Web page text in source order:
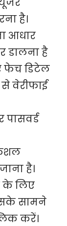
है।
आधार
डालना है
फेच डिटेल
वेरीफाई
है।
के लिए
सामने
करें।